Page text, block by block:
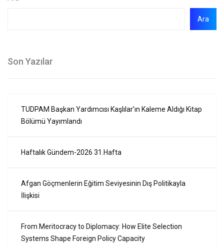
Ara
Son Yazılar
TUDPAM Başkan Yardımcısı Kaşlılar’ın Kaleme Aldığı Kitap
Bölümü Yayımlandı
Haftalık Gündem-2026 31.Hafta
Afgan Göçmenlerin Eğitim Seviyesinin Dış Politikayla
İlişkisi
From Meritocracy to Diplomacy: How Elite Selection
Systems Shape Foreign Policy Capacity